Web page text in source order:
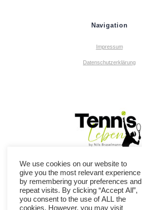
Navigation
Impressum
Datenschutzerklärung
We use cookies on our website to
give you the most relevant experience
by remembering your preferences and
repeat visits. By clicking “Accept All”,
you consent to the use of ALL the
cookies. However, you may visit